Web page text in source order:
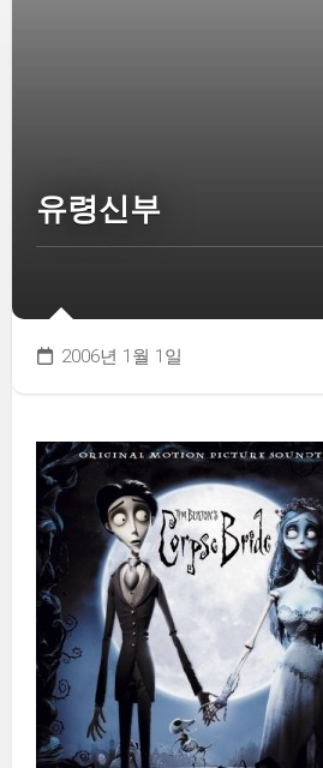
유령신부
2006년 1월 1일